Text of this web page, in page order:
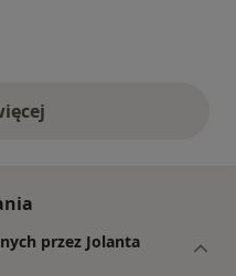
powyżej
przez Jolanta